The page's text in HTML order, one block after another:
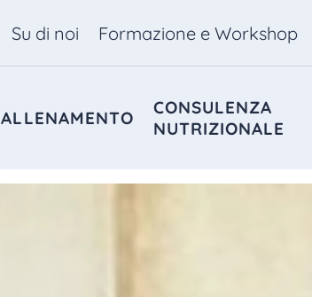
Su di noi Formazione e Workshop
ALLENAMENTO
CONSULENZA
NUTRIZIONALE